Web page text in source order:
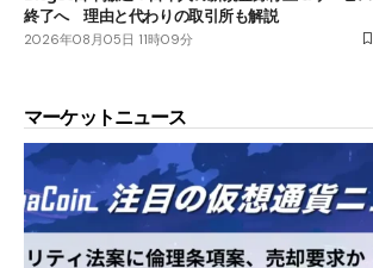
終了へ 理由と代わりの取引所も解説
2026年08月05日 11時09分
マーケットニュース